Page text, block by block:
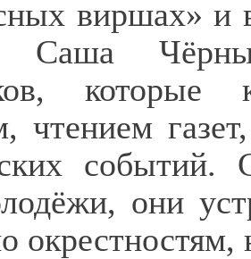
виршах» и
Саша
которые
чтением
событий.
они